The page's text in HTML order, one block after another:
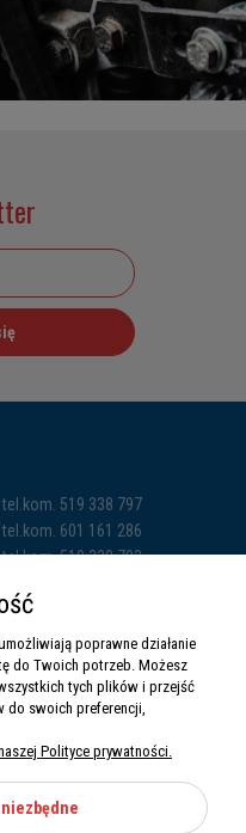
tel.kom. 519 338 797
tel.kom. 601 161 286
tel.kom. 519 338 793
poprawne działanie
do Twoich potrzeb. Możesz
tych plików i przejść
swoich preferencji,
Polityce prywatności.